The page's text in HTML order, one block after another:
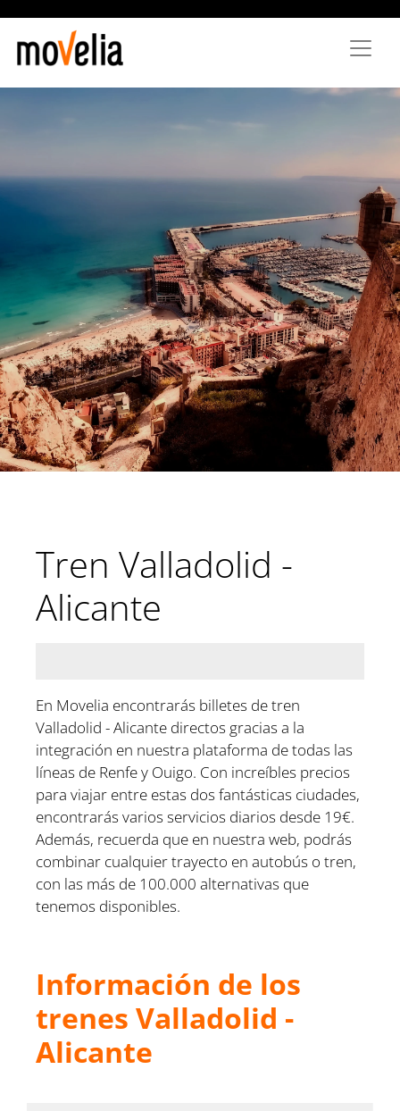
Tren Valladolid -
Alicante
En Movelia encontrarás billetes de tren
Valladolid - Alicante directos gracias a la
integración en nuestra plataforma de todas las
líneas de Renfe y Ouigo. Con increíbles precios
para viajar entre estas dos fantásticas ciudades,
encontrarás varios servicios diarios desde 19€.
Además, recuerda que en nuestra web, podrás
combinar cualquier trayecto en autobús o tren,
con las más de 100.000 alternativas que
tenemos disponibles.
Información de los
trenes Valladolid -
Alicante